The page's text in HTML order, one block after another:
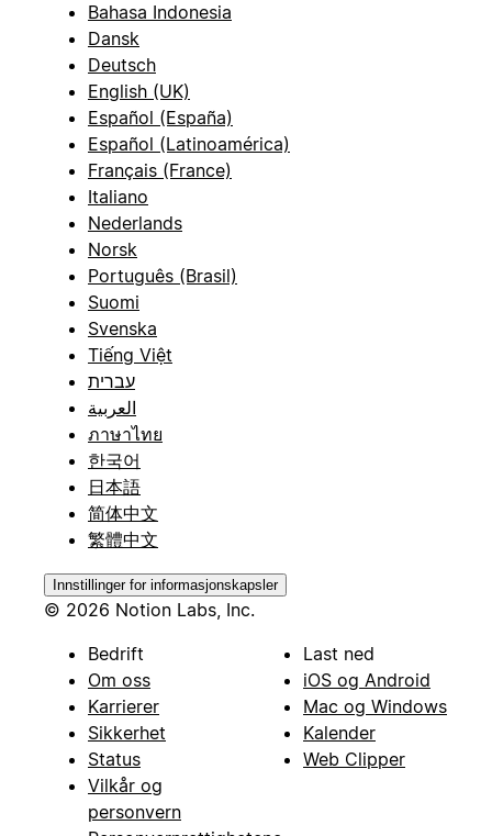
Bahasa Indonesia
Dansk
Deutsch
English (UK)
Español (España)
Español (Latinoamérica)
Français (France)
Italiano
Nederlands
Norsk
Português (Brasil)
Suomi
Svenska
Tiếng Việt
עברית
العربية
ภาษาไทย
한국어
日本語
简体中文
繁體中文
Innstillinger for informasjonskapsler
© 2026 Notion Labs, Inc.
Bedrift
Om oss
Karrierer
Sikkerhet
Status
Vilkår og
personvern
Last ned
iOS og Android
Mac og Windows
Kalender
Web Clipper